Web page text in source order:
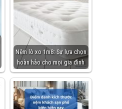
Nệm lò xo 1m8: Sự lựa chọn
hoàn hảo cho mọi gia đình